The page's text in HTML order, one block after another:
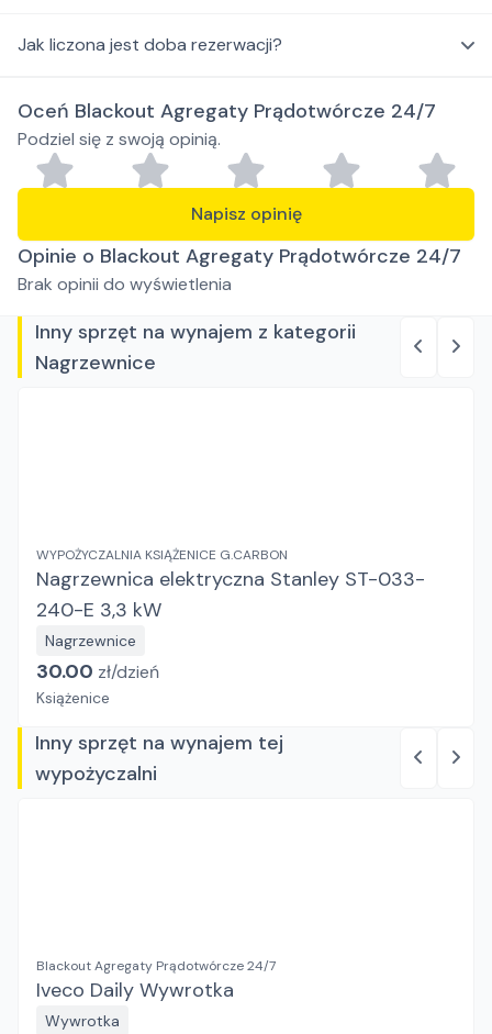
Jak liczona jest doba rezerwacji?
Oceń Blackout Agregaty Prądotwórcze 24/7
Podziel się z swoją opinią.
Napisz opinię
Opinie o Blackout Agregaty Prądotwórcze 24/7
Brak opinii do wyświetlenia
Inny sprzęt na wynajem z kategorii
Nagrzewnice
WYPOŻYCZALNIA KSIĄŻENICE G.CARBON
Nagrzewnica elektryczna Stanley ST-033-
240-E 3,3 kW
Nagrzewnice
30.00 zł/dzień
Książenice
Inny sprzęt na wynajem tej
wypożyczalni
Blackout Agregaty Prądotwórcze 24/7
Iveco Daily Wywrotka
Wywrotka